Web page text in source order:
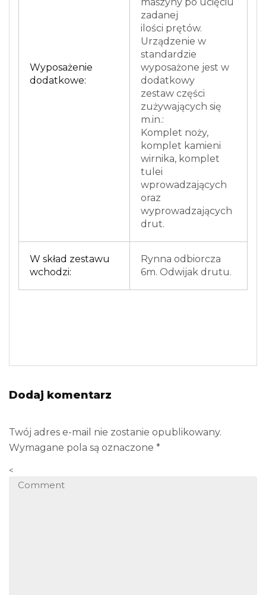
Wyposażenie
dodatkowe:
maszyny po ucięciu
zadanej
ilości prętów.
Urządzenie w
standardzie
wyposażone jest w
dodatkowy
zestaw części
zużywających się
m.in.:
Komplet noży,
komplet kamieni
wirnika, komplet
tulei
wprowadzających
oraz
wyprowadzających
drut.
W skład zestawu
wchodzi:
Rynna odbiorcza
6m. Odwijak drutu.
Dodaj komentarz
Twój adres e-mail nie zostanie opublikowany.
Wymagane pola są oznaczone *
<